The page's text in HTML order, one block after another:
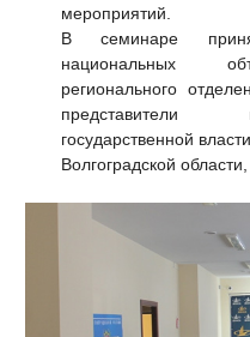
мероприятий.
В семинаре
национальных
регионального
представители
государственной
Волгоградской области,